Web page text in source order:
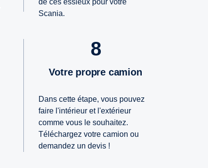
Scania.
8
Votre propre camion
Dans cette étape, vous pouvez
faire l'intérieur et l'extérieur
comme vous le souhaitez.
Téléchargez votre camion ou
demandez un devis !